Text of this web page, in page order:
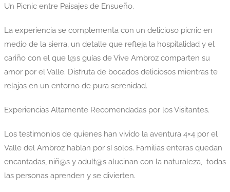
Un Picnic entre Paisajes de Ensueño.
La experiencia se complementa con un delicioso picnic en
medio de la sierra, un detalle que refleja la hospitalidad y el
cariño con el que l@s guías de Vive Ambroz comparten su
amor por el Valle. Disfruta de bocados deliciosos mientras te
relajas en un entorno de pura serenidad.
Experiencias Altamente Recomendadas por los Visitantes.
Los testimonios de quienes han vivido la aventura 4×4 por el
Valle del Ambroz hablan por sí solos. Familias enteras quedan
encantadas, niñ@s y adult@s alucinan con la naturaleza, todas
las personas aprenden y se divierten.